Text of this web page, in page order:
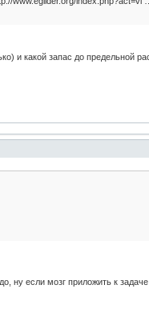
и какой запас до предельной
ну если мозг приложить к